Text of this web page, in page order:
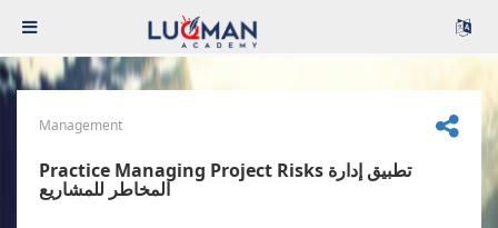
Management
Practice Managing Project Risks تطبيق إدارة
المخاطر للمشاريع